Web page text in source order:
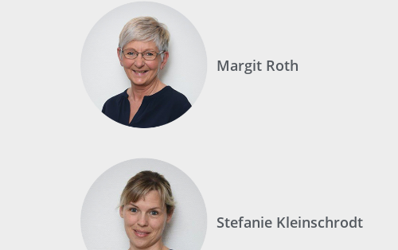
Margit Roth
Stefanie Kleinschrodt